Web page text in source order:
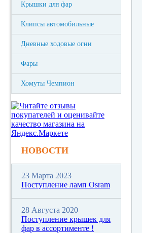
Крышки для фар
Клипсы автомобильные
Дневные ходовые огни
Фары
Хомуты Чемпион
НОВОСТИ
23 Марта 2023
Поступление ламп Osram
28 Августа 2020
Поступление крышек для
фар в ассортименте !